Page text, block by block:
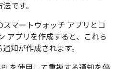
です。
マートウォッチ アプリとコ
アプリを作成すると、これら
知が作成されます。